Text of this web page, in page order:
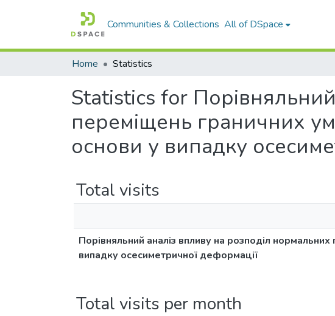
Communities & Collections All of DSpace
Home Statistics
Statistics for
переміщень граничних
основи у випадку
Total visits
Порівняльний аналіз впливу на розподіл
випадку осесиметричної деформації
Total visits per month